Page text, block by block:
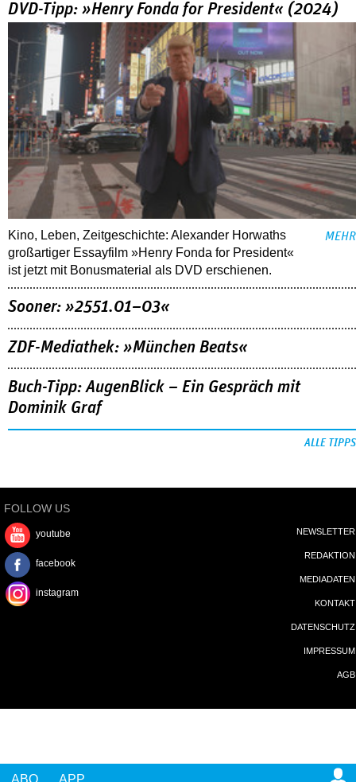
ABO APP
DVD-Tipp: »Henry Fonda for President« (2024)
Kino, Leben, Zeitgeschichte: Alexander Horwaths
großartiger Essayfilm »Henry Fonda for President«
ist jetzt mit Bonusmaterial als DVD erschienen.
MEHR
Sooner: »2551.01–03«
ZDF-Mediathek: »München Beats«
Buch-Tipp: AugenBlick – Ein Gespräch mit
Dominik Graf
ALLE TIPPS
FOLLOW US
youtube
facebook
instagram
NEWSLETTER
REDAKTION
MEDIADATEN
KONTAKT
DATENSCHUTZ
IMPRESSUM
AGB